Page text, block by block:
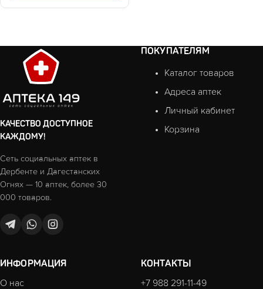
КАЧЕСТВО ДОСТУПНОЕ
КАЖДОМУ!
Сеть социальных аптек в
Дербенте и Дагестанских
Огнях — 10 аптек, более 30
000 товаров.
ПОКУПАТЕЛЯМ
Каталог товаров
Адреса аптек
Личный кабинет
Корзина
ИНФОРМАЦИЯ
О нас
КОНТАКТЫ
+7 988 291-11-49